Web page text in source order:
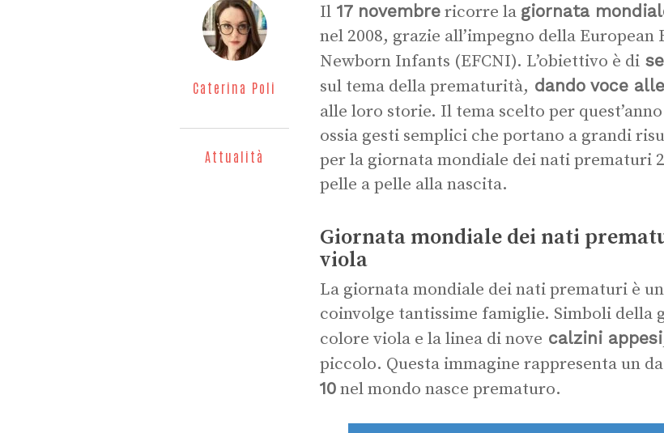
Caterina Poli
Attualità
Il 17 novembre ricorre la giornata
nel 2008, grazie all’impegno della
Newborn Infants (EFCNI). L’obiettivo è di
sul tema della prematurità, dando voce
alle loro storie. Il tema scelto per
ossia gesti semplici che portano a grandi
per la giornata mondiale dei nati prematuri
pelle a pelle alla nascita.
Giornata mondiale dei nati
viola
La giornata mondiale dei nati prematuri è
coinvolge tantissime famiglie. Simboli della
colore viola e la linea di nove calzini appesi
piccolo. Questa immagine rappresenta un
10 nel mondo nasce prematuro.